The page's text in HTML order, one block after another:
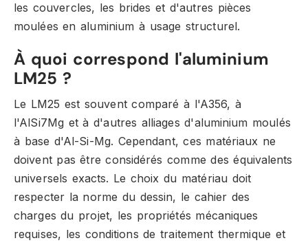
les couvercles, les brides et d'autres pièces
moulées en aluminium à usage structurel.
À quoi correspond l'aluminium
LM25 ?
Le LM25 est souvent comparé à l'A356, à
l'AlSi7Mg et à d'autres alliages d'aluminium moulés
à base d'Al-Si-Mg. Cependant, ces matériaux ne
doivent pas être considérés comme des équivalents
universels exacts. Le choix du matériau doit
respecter la norme du dessin, le cahier des
charges du projet, les propriétés mécaniques
requises, les conditions de traitement thermique et